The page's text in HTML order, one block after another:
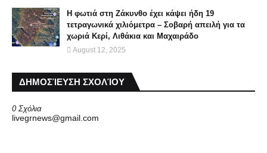
Η φωτιά στη Ζάκυνθο έχει κάψει ήδη 19
τετραγωνικά χιλιόμετρα – Σοβαρή απειλή για τα
χωριά Κερί, Λιθάκια και Μαχαιράδο
August 12, 2025
ΔΗΜΟΣΊΕΥΣΗ ΣΧΟΛΊΟΥ
0 Σχόλια
livegrnews@gmail.com